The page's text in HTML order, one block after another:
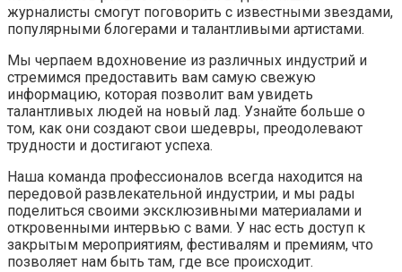
журналисты смогут поговорить с известными звездами,
популярными блогерами и талантливыми артистами.
Мы черпаем вдохновение из различных индустрий и
стремимся предоставить вам самую свежую
информацию, которая позволит вам увидеть
талантливых людей на новый лад. Узнайте больше о
том, как они создают свои шедевры, преодолевают
трудности и достигают успеха.
Наша команда профессионалов всегда находится на
передовой развлекательной индустрии, и мы рады
поделиться своими эксклюзивными материалами и
откровенными интервью с вами. У нас есть доступ к
закрытым мероприятиям, фестивалям и премиям, что
позволяет нам быть там, где все происходит.